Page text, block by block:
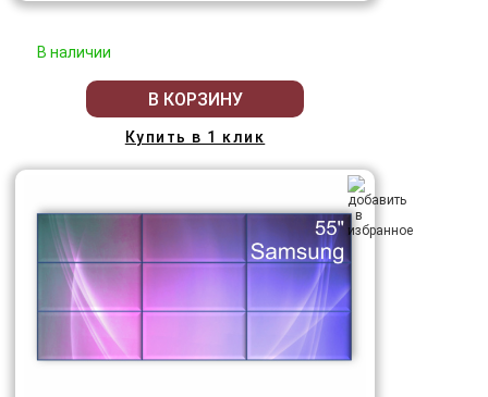
В наличии
В КОРЗИНУ
Купить в 1 клик